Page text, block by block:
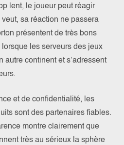
lent, le joueur peut réagir
sa réaction ne passera
présentent de très bons
les serveurs des jeux
autre continent et s’adressent
et de confidentialité, les
sont des partenaires fiables.
montre clairement que
très au sérieux la sphère